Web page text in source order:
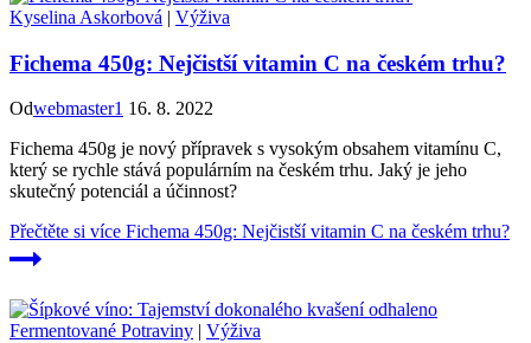
Kyselina Askorbová | Výživa
Fichema 450g: Nejčistší vitamin C na českém trhu?
Odwebmaster1 16. 8. 2022
Fichema 450g je nový přípravek s vysokým obsahem vitamínu C,
který se rychle stává populárním na českém trhu. Jaký je jeho
skutečný potenciál a účinnost?
Přečtěte si více Fichema 450g: Nejčistší vitamin C na českém trhu?
Fermentované Potraviny | Výživa